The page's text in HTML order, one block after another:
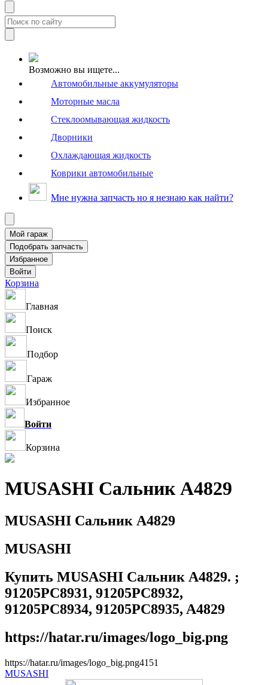
Возможно вы ищете...
Автомобильные аккумуляторы
Моторные масла
Стеклоомывающая жидкость
Дворники
Охлаждающая жидкость
Коврики автомобильные
Мне нужна запчасть но я незнаю как найти?
Корзина
Главная
Поиск
Подбор
Гараж
Избранное
Войти
Корзина
MUSASHI Сальник A4829
MUSASHI Сальник A4829
MUSASHI
Купить MUSASHI Сальник A4829. ;
91205PC8931, 91205PC8932,
91205PC8934, 91205PC8935, A4829
https://hatar.ru/images/logo_big.png
https://hatar.ru/images/logo_big.png41 51
MUSASHI